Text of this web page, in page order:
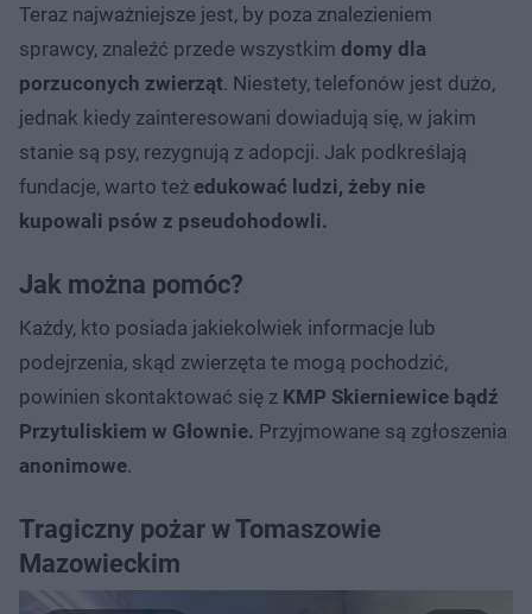
Teraz najważniejsze jest, by poza znalezieniem
sprawcy, znaleźć przede wszystkim domy dla
porzuconych zwierząt. Niestety, telefonów jest dużo,
jednak kiedy zainteresowani dowiadują się, w jakim
stanie są psy, rezygnują z adopcji. Jak podkreślają
fundacje, warto też edukować ludzi, żeby nie
kupowali psów z pseudohodowli.
Jak można pomóc?
Każdy, kto posiada jakiekolwiek informacje lub
podejrzenia, skąd zwierzęta te mogą pochodzić,
powinien skontaktować się z KMP Skierniewice bądź
Przytuliskiem w Głownie. Przyjmowane są zgłoszenia
anonimowe.
Tragiczny pożar w Tomaszowie
Mazowieckim